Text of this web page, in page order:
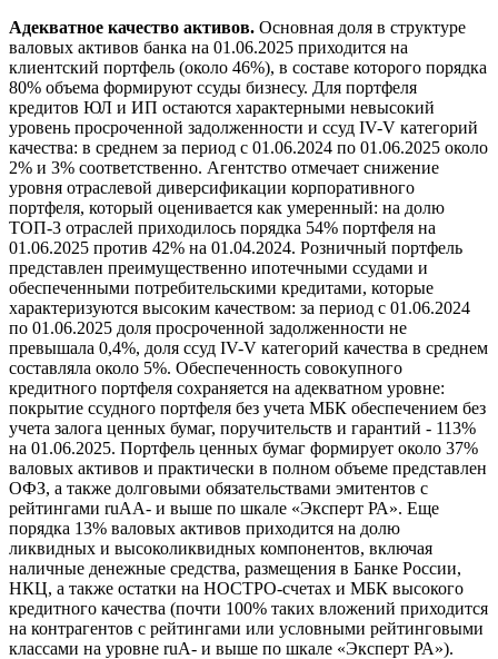
Адекватное качество активов. Основная доля в структуре
валовых активов банка на 01.06.2025 приходится на
клиентский портфель (около 46%), в составе которого порядка
80% объема формируют ссуды бизнесу. Для портфеля
кредитов ЮЛ и ИП остаются характерными невысокий
уровень просроченной задолженности и ссуд IV-V категорий
качества: в среднем за период с 01.06.2024 по 01.06.2025 около
2% и 3% соответственно. Агентство отмечает снижение
уровня отраслевой диверсификации корпоративного
портфеля, который оценивается как умеренный: на долю
ТОП-3 отраслей приходилось порядка 54% портфеля на
01.06.2025 против 42% на 01.04.2024. Розничный портфель
представлен преимущественно ипотечными ссудами и
обеспеченными потребительскими кредитами, которые
характеризуются высоким качеством: за период с 01.06.2024
по 01.06.2025 доля просроченной задолженности не
превышала 0,4%, доля ссуд IV-V категорий качества в среднем
составляла около 5%. Обеспеченность совокупного
кредитного портфеля сохраняется на адекватном уровне:
покрытие ссудного портфеля без учета МБК обеспечением без
учета залога ценных бумаг, поручительств и гарантий - 113%
на 01.06.2025. Портфель ценных бумаг формирует около 37%
валовых активов и практически в полном объеме представлен
ОФЗ, а также долговыми обязательствами эмитентов с
рейтингами ruAA- и выше по шкале «Эксперт РА». Еще
порядка 13% валовых активов приходится на долю
ликвидных и высоколиквидных компонентов, включая
наличные денежные средства, размещения в Банке России,
НКЦ, а также остатки на НОСТРО-счетах и МБК высокого
кредитного качества (почти 100% таких вложений приходится
на контрагентов с рейтингами или условными рейтинговыми
классами на уровне ruA- и выше по шкале «Эксперт РА»).